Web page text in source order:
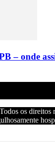
– onde
os direitos